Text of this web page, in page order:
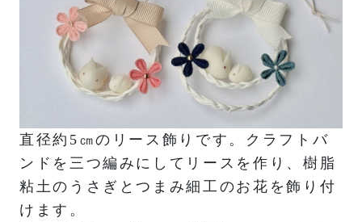
直径約5㎝のリース飾りです。クラフトバ
ンドを三つ編みにしてリースを作り、樹脂
粘土のうさぎとつまみ細工のお花を飾り付
けます。